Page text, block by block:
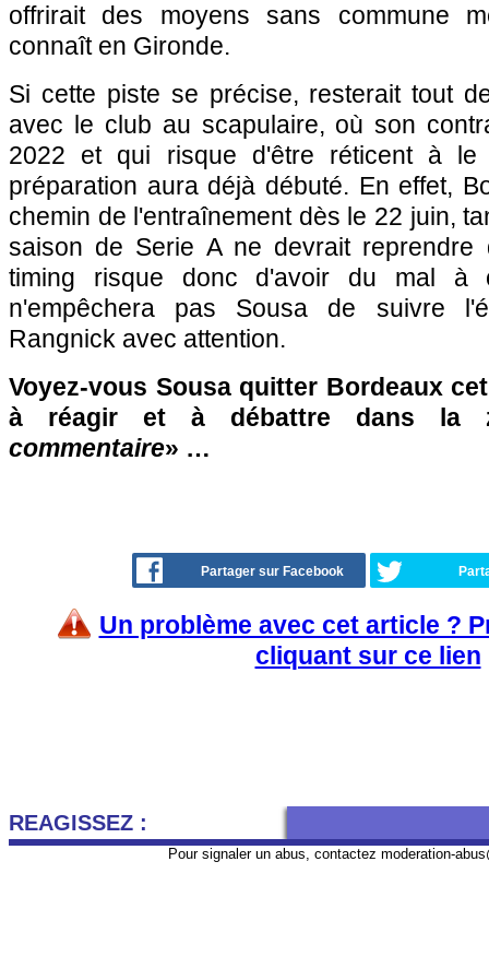
offrirait des moyens sans commune
connaît en Gironde.
Si cette piste se précise, resterait tout
avec le club au scapulaire, où son
2022 et qui risque d'être réticent à
préparation aura déjà débuté. En effet,
chemin de l'entraînement dès le 22 juin,
saison de Serie A ne devrait reprendre
timing risque donc d'avoir du mal à
n'empêchera pas Sousa de suivre
Rangnick avec attention.
Voyez-vous Sousa quitter Bordeaux
à réagir et à débattre dans la
commentaire» …
Partager sur Facebook
Un problème avec cet article ?
cliquant sur ce lien
REAGISSEZ :
Pour signaler un abus, contactez moderation-